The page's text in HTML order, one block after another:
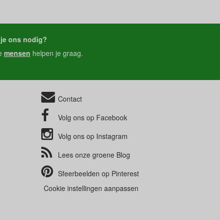
ons nodig?
mensen helpen je graag.
Contact
Volg ons op Facebook
Volg ons op Instagram
Lees onze groene Blog
Sfeerbeelden op Pinterest
Cookie instellingen aanpassen